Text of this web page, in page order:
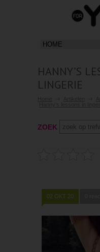
HANNY’S
LINGERIE
ZOEK
02 OKT 20